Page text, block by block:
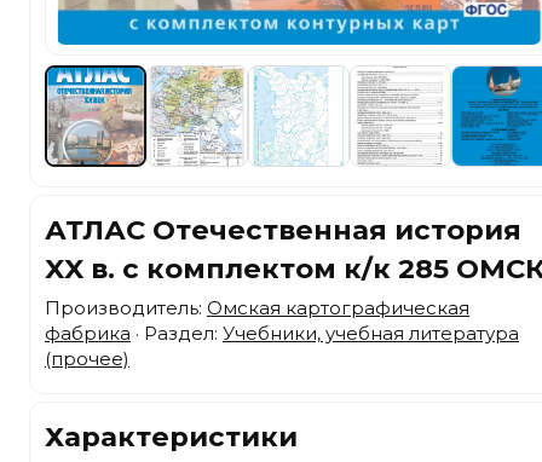
АТЛАС Отечественная история
XX в. с комплектом к/к 285
Производитель: Омская картографическая
фабрика · Раздел: Учебники, учебная литература
(прочее)
Характеристики